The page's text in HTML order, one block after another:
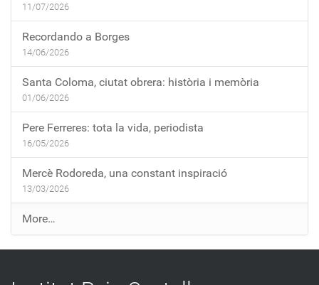
11/07/2026
Recordando a Borges
14/06/2026
Santa Coloma, ciutat obrera: història i memòria
01/06/2026
Pere Ferreres: tota la vida, periodista
16/05/2026
Mercè Rodoreda, una constant inspiració
13/03/2026
E
n
t
More…